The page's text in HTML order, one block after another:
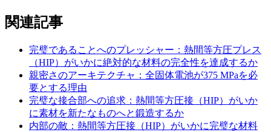
関連記事
完璧であることへのプレッシャー：熱間等方圧プレス
（HIP）がいかに絶対的な材料の完全性を達成するか
親密さのアーキテクチャ：全固体電池が375 MPaを必
要とする理由
完璧な接合部への追求：熱間等方圧接（HIP）がいか
に素材を新たなものへと鍛造するか
内部の敵：熱間等方圧接（HIP）がいかに完璧な材料